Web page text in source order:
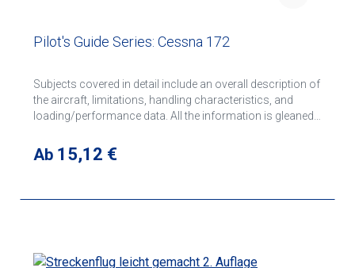
Pilot's Guide Series: Cessna 172
Subjects covered in detail include an overall description of
the aircraft, limitations, handling characteristics, and
loading/performance data. All the information is gleaned
presented in an easy-to-read format. Pilots will find each
guide in the series an invaluable companion to the
Regulärer Preis:
Ab 15,12 €